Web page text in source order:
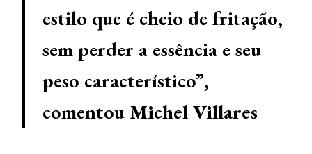
estilo que é cheio de fritação,
sem perder a essência e seu
peso característico”,
comentou Michel Villares